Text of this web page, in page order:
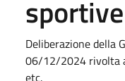
Deliberazione della
06/12/2024 rivolta
etc.